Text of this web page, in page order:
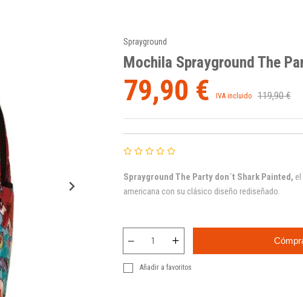
Sprayground
Mochila Sprayground The
79,90 € IVA incluido 119,90 €
Sprayground The Party don´t Shark Painted,
americana con su clásico diseño rediseñado.
Añadir a favoritos